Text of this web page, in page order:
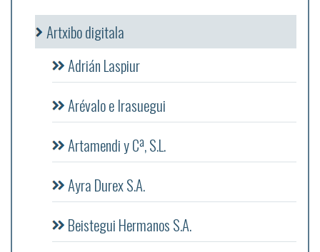
Artxibo digitala
Adrián Laspiur
Arévalo e Irasuegui
Artamendi y Cª, S.L.
Ayra Durex S.A.
Beistegui Hermanos S.A.